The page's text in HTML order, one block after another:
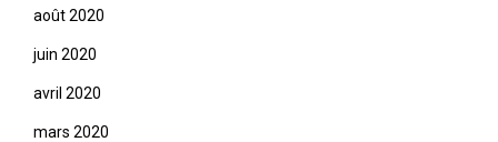
août 2020
juin 2020
avril 2020
mars 2020